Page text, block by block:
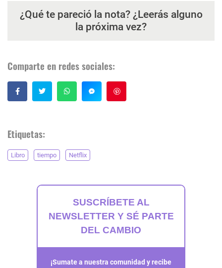
¿Qué te pareció la nota? ¿Leerás alguno
la próxima vez?
Comparte en redes sociales:
Etiquetas:
Libro tiempo Netflix
SUSCRÍBETE AL
NEWSLETTER Y SÉ PARTE
DEL CAMBIO
¡Sumate a nuestra comunidad y recibe